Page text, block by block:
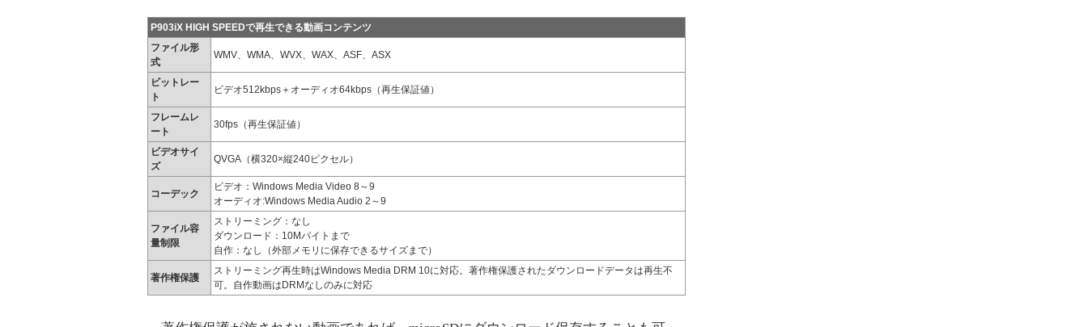
P903iX HIGH SPEEDで再生できる動画コンテンツ
ファイル形
式
WMV、WMA、WVX、WAX、ASF、ASX
ビットレー
ト
ビデオ512kbps＋オーディオ64kbps（再生保証値）
フレームレ
ート
30fps（再生保証値）
ビデオサイ
ズ
QVGA（横320×縦240ピクセル）
コーデック
ビデオ：Windows Media Video 8～9
オーディオ:Windows Media Audio 2～9
ファイル容
量制限
ストリーミング：なし
ダウンロード：10Mバイトまで
自作：なし（外部メモリに保存できるサイズまで）
著作権保護
ストリーミング再生時はWindows Media DRM 10に対応。著作権保護されたダウンロードデータは再生不
可。自作動画はDRMなしのみに対応